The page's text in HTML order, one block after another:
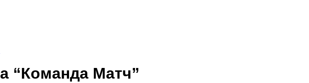
“Команда Матч”